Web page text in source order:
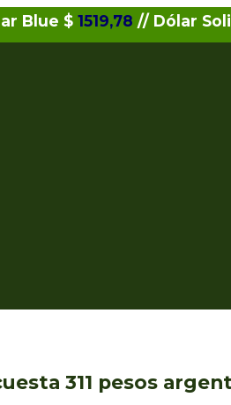
Blue $ 1519,78 // Dólar
311 pesos